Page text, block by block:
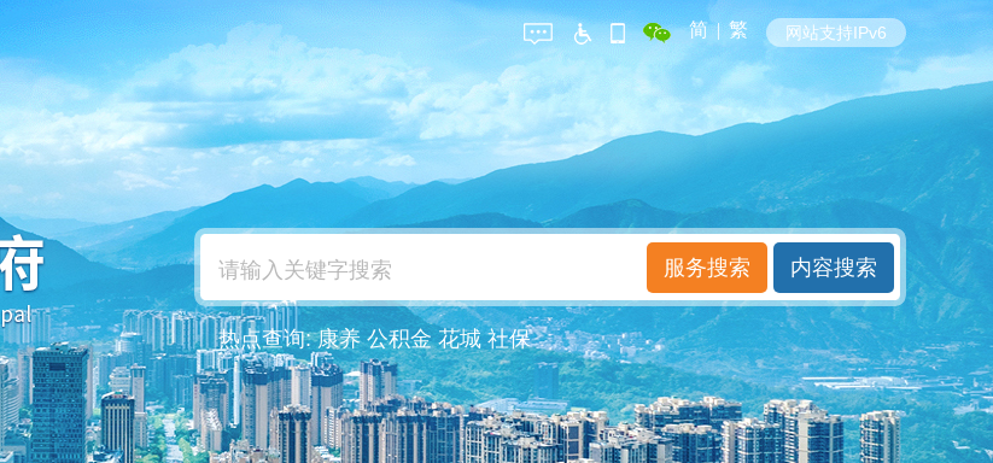
简 | 繁 网站支持IPv6
热点查询:康养 公积金 花城 社保